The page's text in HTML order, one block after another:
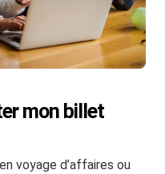
mon billet
voyage d’affaires ou